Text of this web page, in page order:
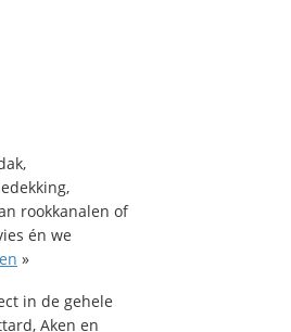
rookkanalen of
én we
»
in de gehele
Aken en